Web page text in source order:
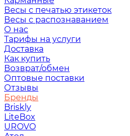
Весы с печатью этикеток
Весы с распознаванием
О нас
Тарифы на услуги
Доставка
Как купить
Возврат/обмен
Оптовые поставки
Отзывы
Бренды
Briskly
LiteBox
UROVO